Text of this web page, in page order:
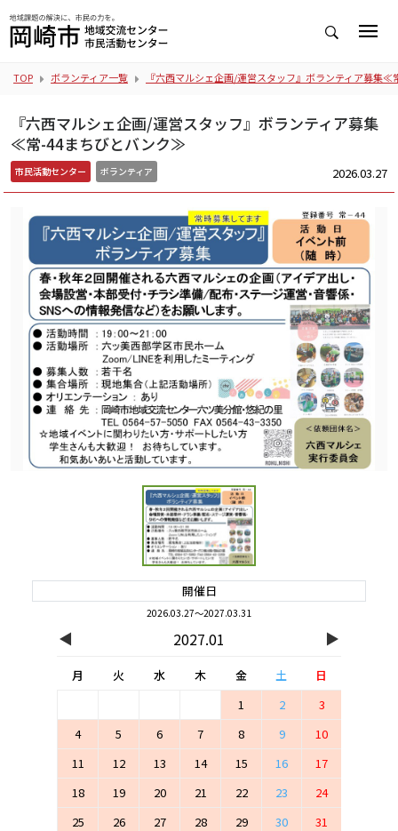
TOP ボランティア一覧 『六西マルシェ企画/運営スタッフ』ボランティア募集
『六西マルシェ企画/運営スタッフ』ボランティア募集
≪常-44まちびとバンク≫
市民活動センター ボランティア 2026.03.27
開催日
2026.03.27～2027.03.31
◀ 2027.01 ▶
月 火 水 木 金 土
日
1
2
3
4
5 6 7 8 9
10
11
12 13 14 15 16
17
18
19 20 21 22 23
24
25
26 27 28 29 30 31